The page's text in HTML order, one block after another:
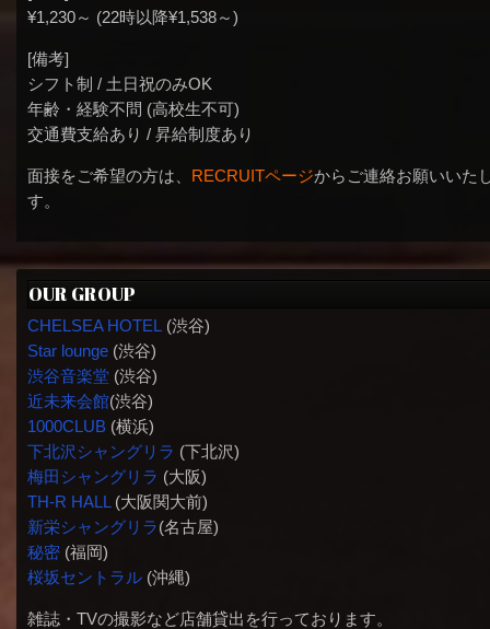
¥1,230～ (22時以降¥1,538～)
[備考]
シフト制 / 土日祝のみOK
年齢・経験不問 (高校生不可)
交通費支給あり / 昇給制度あり
面接をご希望の方は、 RECRUITページからご連絡お願いいた
す。
OUR GROUP
CHELSEA HOTEL (渋谷)
Star lounge(渋谷)
渋谷音楽堂(渋谷)
近未来会館(渋谷)
1000CLUB(横浜)
下北沢シャングリラ (下北沢)
梅田シャングリラ (大阪)
TH-R HALL(大阪関大前)
新栄シャングリラ(名古屋)
秘密(福岡)
桜坂セントラル(沖縄)
雑誌・TVの撮影など店舗貸出を行っております。